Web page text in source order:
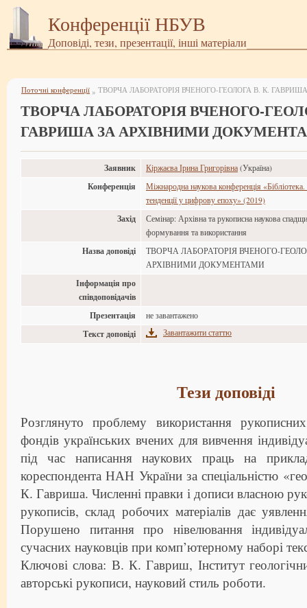
Конференції НБУВ
Доповіді, тези, презентації, інші матеріали
Поточні конференції »
ТВОРЧА ЛАБОРАТОРІЯ ВЧЕНОГО-
ГАВРИША ЗА АРХІВНИМИ
Заявник Кіржаєва Ірина Григорівна (Україна)
Конференція
Міжнародна наукова конференція
тенденції у цифрову епоху» (2019)
Захід
Семінар: Архівна та рукописна наукова
формування та використання
Назва доповіді
ТВОРЧА ЛАБОРАТОРІЯ ВЧЕНОГО-
АРХІВНИМИ ДОКУМЕНТАМИ
Інформація про
співдоповідачів
Презентація
не завантажено
Текст доповіді Завантажити статтю
Тези доповіді
Розглянуто проблему використання
фондів українських вчених для вивчення
під час написання наукових праць на
кореспондента НАН України за спеціальністю
К. Гавриша. Численні правки і дописи власною
рукописів, склад робочих матеріалів дає
Порушено питання про нівелювання
сучасних науковців при комп’ютерному наборі
Ключові слова: В. К. Гавриш, Інститут
авторські рукописи, науковий стиль роботи.